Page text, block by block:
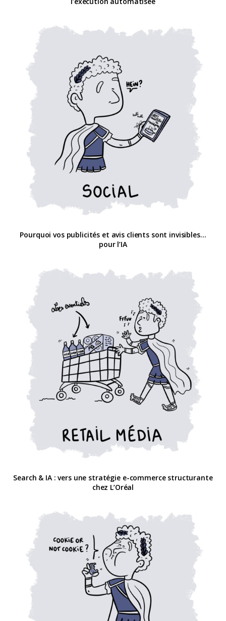
Pourquoi vos publicités et avis clients sont invisibles…
pour l’IA
Search & IA : vers une stratégie e-commerce structurante
chez L’Oréal